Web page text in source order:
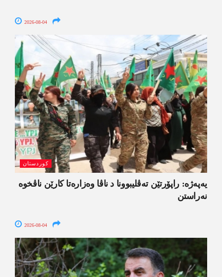
2026-08-04
کوردستان
یەپەژە: راپۆرتێن تەڤلیبوونا د ناڤا وەزارەتا کارێن ناڤخوە
نەراستن
2026-08-04